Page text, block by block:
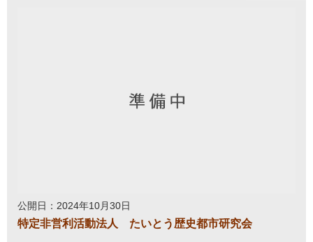
公開日：2024年10月30日
特定非営利活動法人 たいとう歴史都市研究会